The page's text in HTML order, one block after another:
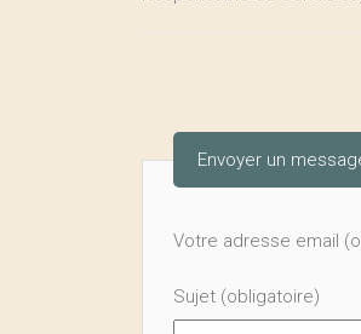
Envoyer un
Votre adresse email
Sujet (obligatoire)